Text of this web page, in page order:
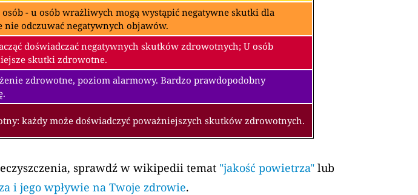
- u osób wrażliwych mogą wystąpić negatywne skutki dla
odczuwać negatywnych objawów.
doświadczać negatywnych skutków zdrowotnych; U osób
skutki zdrowotne.
zdrowotne, poziom alarmowy. Bardzo prawdopodobny
każdy może doświadczyć poważniejszych skutków zdrowotnych.
sprawdź w wikipedii temat "jakość powietrza" lub
i jego wpływie na Twoje zdrowie.